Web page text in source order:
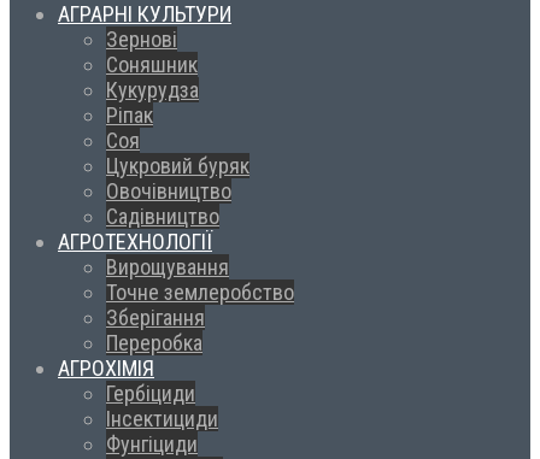
АГРАРНІ КУЛЬТУРИ
Зернові
Соняшник
Кукурудза
Ріпак
Соя
Цукровий буряк
Овочівництво
Садівництво
АГРОТЕХНОЛОГІЇ
Вирощування
Точне землеробство
Зберігання
Переробка
АГРОХІМІЯ
Гербіциди
Інсектициди
Фунгіциди